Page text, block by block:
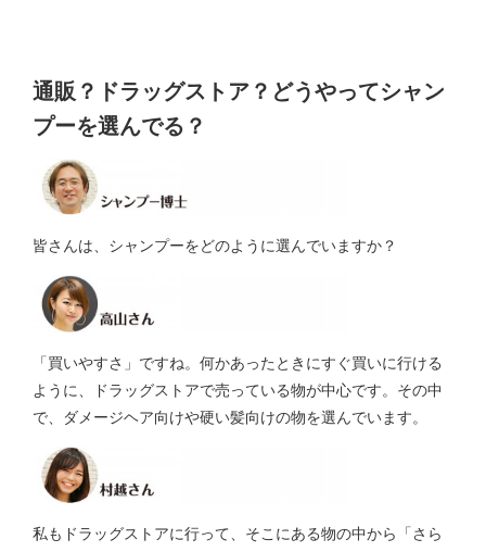
通販？ドラッグストア？どうやってシャン
プーを選んでる？
皆さんは、シャンプーをどのように選んでいますか？
「買いやすさ」ですね。何かあったときにすぐ買いに行ける
ように、ドラッグストアで売っている物が中心です。その中
で、ダメージヘア向けや硬い髪向けの物を選んでいます。
私もドラッグストアに行って、そこにある物の中から「さら